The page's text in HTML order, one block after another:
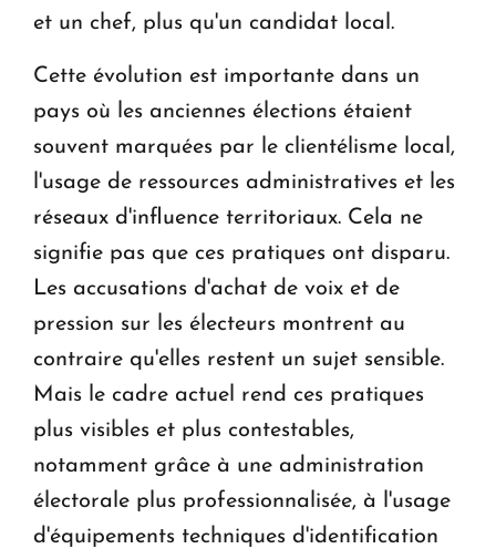
et un chef, plus qu'un candidat local.
Cette évolution est importante dans un
pays où les anciennes élections étaient
souvent marquées par le clientélisme local,
l'usage de ressources administratives et les
réseaux d'influence territoriaux. Cela ne
signifie pas que ces pratiques ont disparu.
Les accusations d'achat de voix et de
pression sur les électeurs montrent au
contraire qu'elles restent un sujet sensible.
Mais le cadre actuel rend ces pratiques
plus visibles et plus contestables,
notamment grâce à une administration
électorale plus professionnalisée, à l'usage
d'équipements techniques d'identification